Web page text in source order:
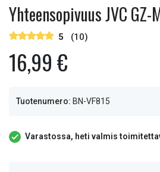
Yhteensopivuus JVC GZ-
5 (10)
16,99 €
Tuotenumero: BN-VF815
Varastossa, heti valmis